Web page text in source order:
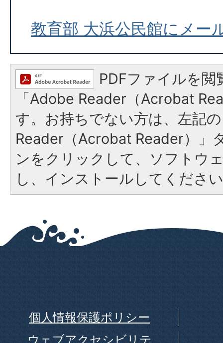
教育部 大浜公民館にメー
PDFファイルを閲
「Adobe Reader（Acrobat
す。お持ちでない方は、左記
Reader（Acrobat Reader）」
ンをクリックして、ソフトウ
し、インストールしてくださ
個人情報保護ポリシー
ウェブアクセシビリテ